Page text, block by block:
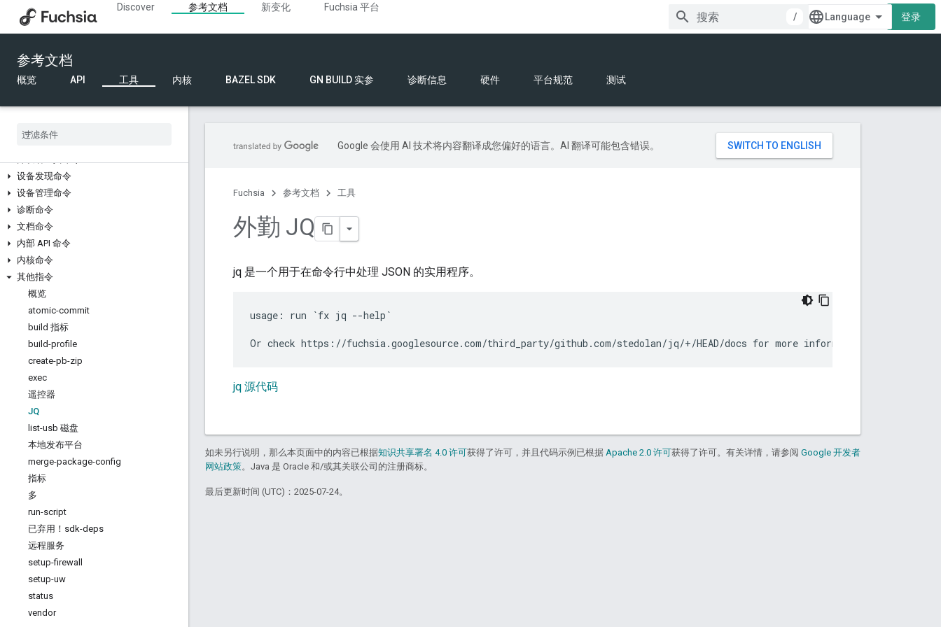
Discover 参考文档 新变化
Fuchsia 平台
/
登录
参考文档
概览 API 工具 内核 BAZEL SDK GN BUILD 实参 诊断信息 硬件 平台规范 测试
gpioutil
i2cutil
fx 开发者工具
fx 命令
代码提交和审核命令
设备发现命令
设备管理命令
诊断命令
文档命令
内部 API 命令
内核命令
其他指令
概览
atomic-commit
build 指标
build-profile
create-pb-zip
exec
遥控器
JQ
list-usb 磁盘
本地发布平台
merge-package-config
指标
多
run-script
已弃用！sdk-deps
远程服务
setup-firewall
setup-uw
status
vendor
Google 会使用 AI 技术将内容翻译成您偏好的语言。AI 翻译可能包含错误。
Fuchsia 参考文档 工具
外勤 JQ
jq 是一个用于在命令行中处理 JSON 的实用程序。
usage: run `fx jq --help`
jq 源代码
如未另行说明，那么本页面中的内容已根据知识共享署名 4.0 许可获得了许可，并且代码示例已根据 Apache 2.0 许可获得了许可。有关详情，请参阅 Google 开发者
网站政策。Java 是 Oracle 和/或其关联公司的注册商标。
最后更新时间 (UTC)：2025-07-24。